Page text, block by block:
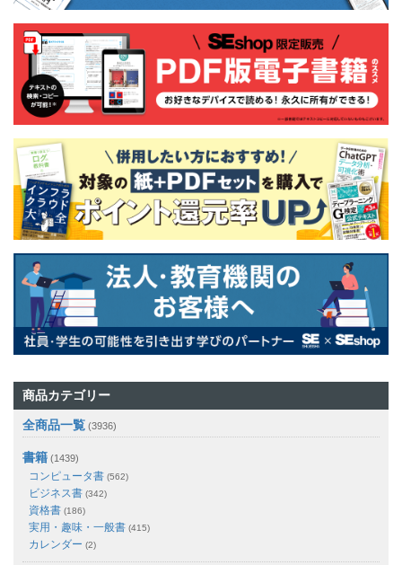
商品カテゴリー
全商品一覧 (3936)
書籍 (1439)
コンピュータ書 (562)
ビジネス書 (342)
資格書 (186)
実用・趣味・一般書 (415)
カレンダー (2)